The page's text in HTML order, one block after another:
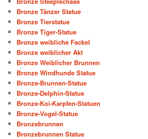
Bronze Tänzer Statue
Bronze Tierstatue
Bronze Tiger-Statue
Bronze weibliche Fackel
Bronze weiblicher Akt
Bronze Weiblicher Brunnen
Bronze Windhunde Statue
Bronze-Brunnen-Statue
Bronze-Delphin-Statue
Bronze-Koi-Karpfen-Statuen
Bronze-Vogel-Statue
Bronzebrunnen
Bronzebrunnen Statue